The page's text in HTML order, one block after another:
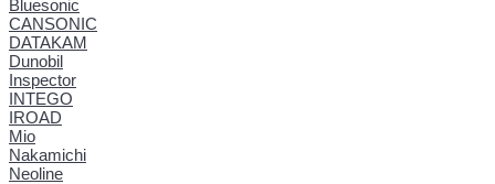
Bluesonic
CANSONIC
DATAKAM
Dunobil
Inspector
INTEGO
IROAD
Mio
Nakamichi
Neoline